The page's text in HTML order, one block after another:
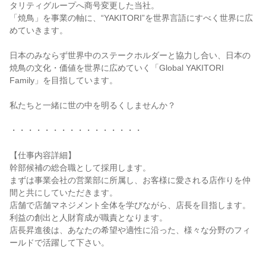
タリティグループへ商号変更した当社。
「焼鳥」を事業の軸に、“YAKITORI”を世界言語にすべく世界に広
めていきます。
日本のみならず世界中のステークホルダーと協力し合い、日本の
焼鳥の文化・価値を世界に広めていく「Global YAKITORI
Family」を目指しています。
私たちと一緒に世の中を明るくしませんか？
・・・・・・・・・・・・・・・・
【仕事内容詳細】
幹部候補の総合職として採用します。
まずは事業会社の営業部に所属し、お客様に愛される店作りを仲
間と共にしていただきます。
店舗で店舗マネジメント全体を学びながら、店長を目指します。
利益の創出と人財育成が職責となります。
店長昇進後は、あなたの希望や適性に沿った、様々な分野のフィ
ールドで活躍して下さい。